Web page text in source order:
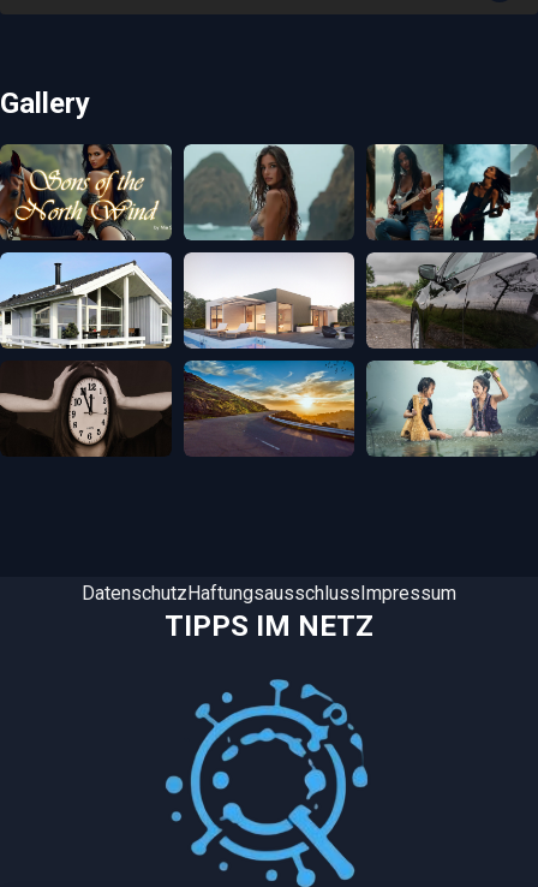
Gallery
TIPPS IM NETZ
DatenschutzHaftungsausschlussImpressum